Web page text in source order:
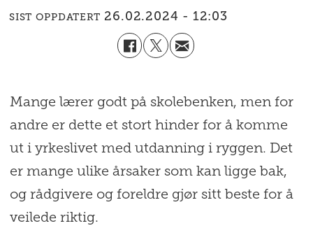
SIST OPPDATERT 26.02.2024 - 12:03
Mange lærer godt på skolebenken, men for
andre er dette et stort hinder for å komme
ut i yrkeslivet med utdanning i ryggen. Det
er mange ulike årsaker som kan ligge bak,
og rådgivere og foreldre gjør sitt beste for å
veilede riktig.